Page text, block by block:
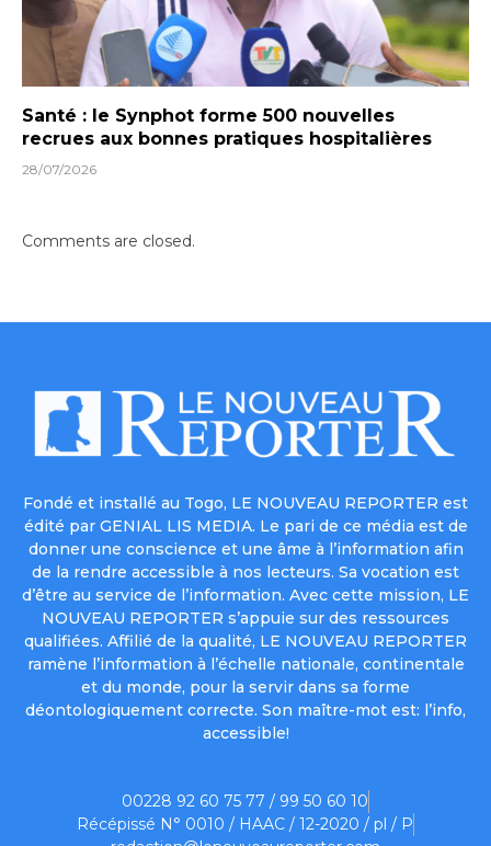
Santé : le Synphot forme 500 nouvelles
recrues aux bonnes pratiques hospitalières
28/07/2026
Comments are closed.
Fondé et installé au Togo, LE NOUVEAU REPORTER est
édité par GENIAL LIS MEDIA. Le pari de ce média est de
donner une conscience et une âme à l’information afin
de la rendre accessible à nos lecteurs. Sa vocation est
d’être au service de l’information. Avec cette mission, LE
NOUVEAU REPORTER s’appuie sur des ressources
qualifiées. Affilié de la qualité, LE NOUVEAU REPORTER
ramène l’information à l’échelle nationale, continentale
et du monde, pour la servir dans sa forme
déontologiquement correcte. Son maître-mot est: l’info,
accessible!
00228 92 60 75 77 / 99 50 60 10
Récépissé N° 0010 / HAAC / 12-2020 / pl / P